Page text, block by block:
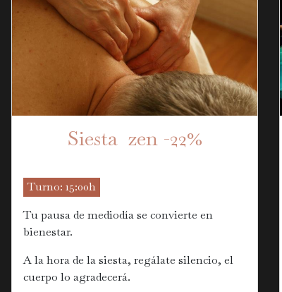
Siesta zen -22%
Turno: 15:00h
Tu pausa de mediodía se convierte en
bienestar.
A la hora de la siesta, regálate silencio, el
cuerpo lo agradecerá.